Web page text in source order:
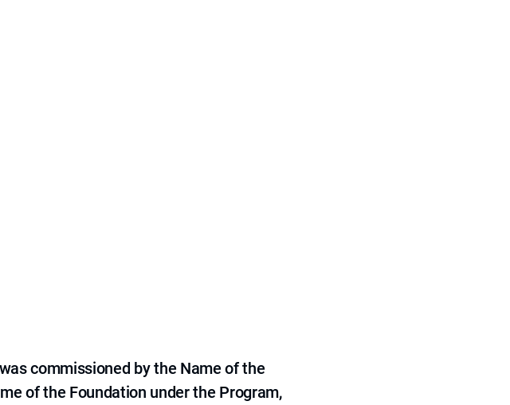
commissioned by the Name of the
of the Foundation under the Program,